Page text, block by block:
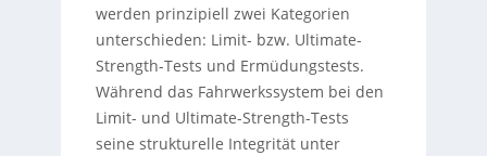
werden prinzipiell zwei Kategorien
unterschieden: Limit- bzw. Ultimate-
Strength-Tests und Ermüdungstests.
Während das Fahrwerkssystem bei den
Limit- und Ultimate-Strength-Tests
seine strukturelle Integrität unter